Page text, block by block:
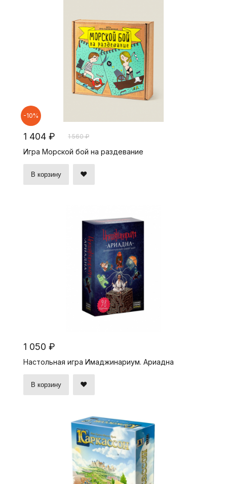
-10%
1 404 ₽ 1 560 ₽
Игра Морской бой на раздевание
В корзину
1 050 ₽
Настольная игра Имаджинариум. Ариадна
В корзину